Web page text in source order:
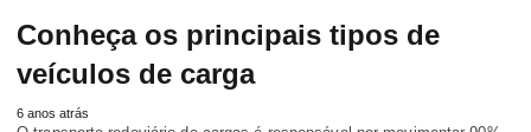
Conheça os principais tipos de
veículos de carga
6 anos atrás